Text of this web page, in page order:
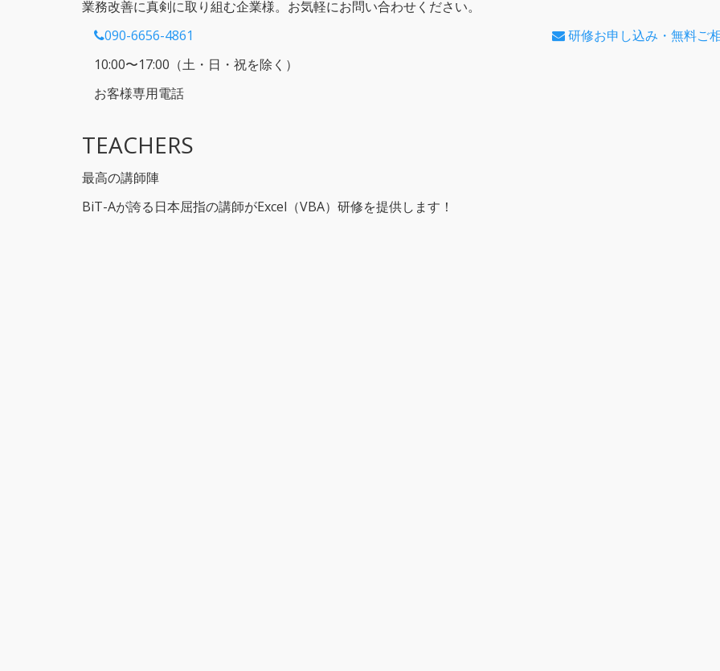
業務改善に真剣に取り組む企業様。お気軽にお問い合わせください。
090-6656-4861
10:00〜17:00（土・日・祝を除く）
お客様専用電話
研修お申し込み・無料ご
TEACHERS
最高の講師陣
BiT-Aが誇る日本屈指の講師がExcel（VBA）研修を提供します！